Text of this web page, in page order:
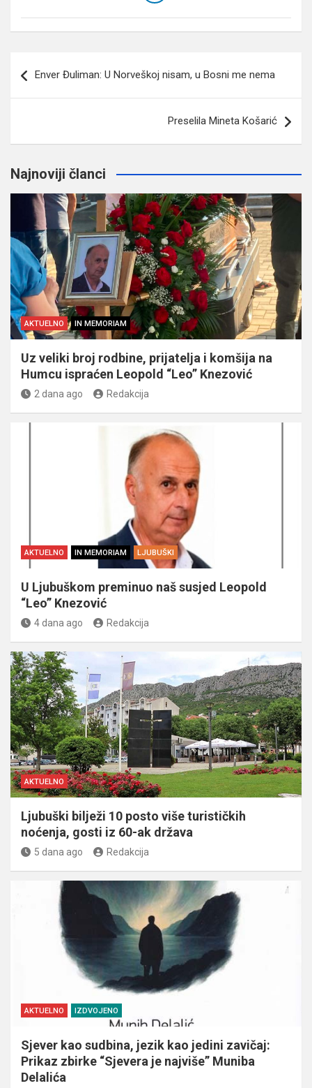
članaka
Enver Đuliman: U Norveškoj nisam, u Bosni me nema
Preselila Mineta Košarić
Najnoviji članci
AKTUELNO IN MEMORIAM
Uz veliki broj rodbine, prijatelja i komšija na
Humcu ispraćen Leopold “Leo” Knezović
2 dana ago Redakcija
AKTUELNO IN MEMORIAM LJUBUŠKI
U Ljubuškom preminuo naš susjed Leopold
“Leo” Knezović
4 dana ago Redakcija
AKTUELNO
Ljubuški bilježi 10 posto više turističkih
noćenja, gosti iz 60-ak država
5 dana ago Redakcija
AKTUELNO IZDVOJENO
Sjever kao sudbina, jezik kao jedini zavičaj:
Prikaz zbirke “Sjevera je najviše” Muniba
Delalića